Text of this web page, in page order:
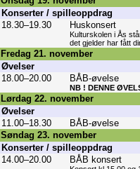
Konserter / spilleoppdrag
18.30–19.30
Huskonsert
Kulturskolen i Ås
det gjelder har fått
Fredag 21. november
Øvelser
18.00–20.00
BÅB-øvelse
NB ! DENNE
Lørdag 22. november
Øvelser
11.00–18.30
BÅB-øvelse
Søndag 23. november
Konserter / spilleoppdrag
14.00–20.00
BÅB konsert